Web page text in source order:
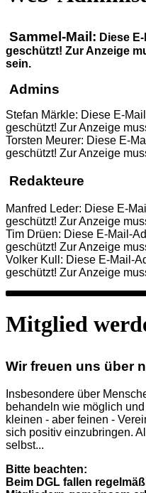
Sammel-Mail: Diese
geschützt! Zur Anzeige
sein.
Admins
Stefan Märkle: Diese E-
geschützt! Zur Anzeige
Torsten Meurer: Diese E-
geschützt! Zur Anzeige
Redakteure
Manfred Leder: Diese E-
geschützt! Zur Anzeige
Tim Drüen: Diese E-Mail-
geschützt! Zur Anzeige
Volker Kull: Diese E-Mail-
geschützt! Zur Anzeige
Mitglied
Wir freuen uns über
Insbesondere über
behandeln wie möglich
kleinen - aber feinen -
sich positiv einzubringen.
selbst...
Bitte beachten:
Beim DGL fallen